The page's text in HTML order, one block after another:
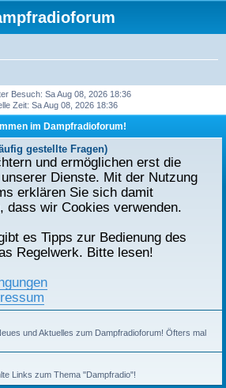
Besuch: Sa Aug 08, 2026 18:36
Zeit: Sa Aug 08, 2026 18:36
im Dampfradioforum!
gestellte Fragen)
und ermöglichen erst die
Dienste. Mit der Nutzung
erklären Sie sich damit
dass wir Cookies verwenden.
es Tipps zur Bedienung des
Regelwerk. Bitte lesen!
und Aktuelles zum Dampfradioforum! Öfters mal
Links zum Thema "Dampfradio"!